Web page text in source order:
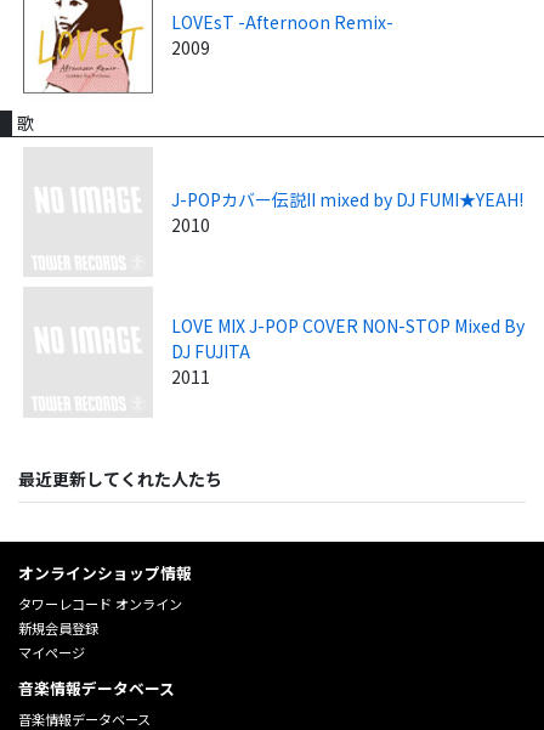
LOVEsT -Afternoon Remix-
2009
歌
J-POPカバー伝説II mixed by DJ FUMI★YEAH!
2010
LOVE MIX J-POP COVER NON-STOP Mixed By
DJ FUJITA
2011
最近更新してくれた人たち
オンラインショップ情報
タワーレコード オンライン
新規会員登録
マイページ
音楽情報データベース
音楽情報データベース